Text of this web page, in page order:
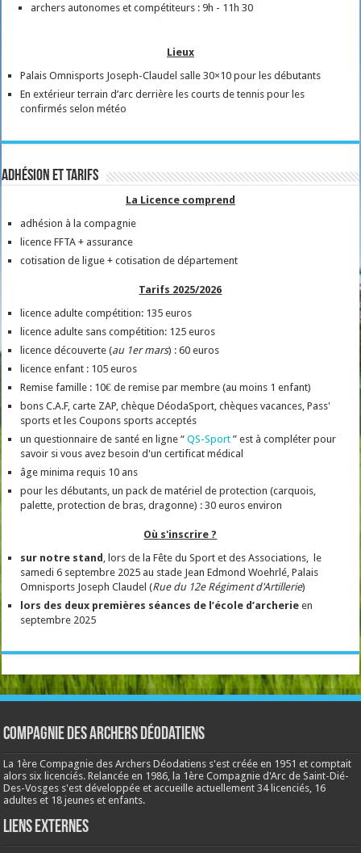
archers autonomes et compétiteurs : 9h - 11h 30
Lieux
Palais Omnisports Joseph-Claudel salle 30×10 pour les débutants
En extérieur terrain d’arc derrière les courts de tennis pour les
confirmés selon météo
Adhésion et tarifs
La Licence comprend
adhésion à la compagnie
licence FFTA + assurance
cotisation de ligue + cotisation de département
Tarifs 2025/2026
licence adulte compétition: 135 euros
licence adulte sans compétition: 125 euros
licence découverte (au 1er mars) : 60 euros
licence enfant : 105 euros
Remise famille : 10€ de remise par membre (au moins 1 enfant)
bons C.A.F, carte ZAP, chèque DéodaSport, chèques vacances, Pass'
sports et les Coupons sports acceptés
un questionnaire de santé en ligne “QS-Sport ” est à compléter pour
savoir si vous avez besoin d'un certificat médical
âge minima requis 10 ans
pour les débutants, un pack de matériel de protection (carquois,
palette, protection de bras, dragonne) : 30 euros environ
Où s'inscrire ?
sur notre stand , lors de la Fête du Sport et des Associations, le
samedi 6 septembre 2025 au stade Jean Edmond Woehrlé, Palais
Omnisports Joseph Claudel (Rue du 12e Régiment d'Artillerie)
lors des deux premières séances de l’école d’archerieen
septembre 2025
Compagnie des Archers Déodatiens
La 1ère Compagnie des Archers Déodatiens s'est créée en 1951 et comptait
alors six licenciés. Relancée en 1986, la 1ère Compagnie d'Arc de Saint-Dié-
Des-Vosges s'est développée et accueille actuellement 34 licenciés, 16
adultes et 18 jeunes et enfants.
Liens externes